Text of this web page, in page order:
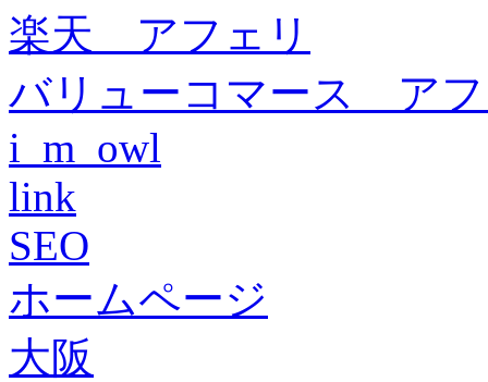
楽天 アフェリ
バリューコマース ア
i_m_owl
link
SEO
ホームページ
大阪